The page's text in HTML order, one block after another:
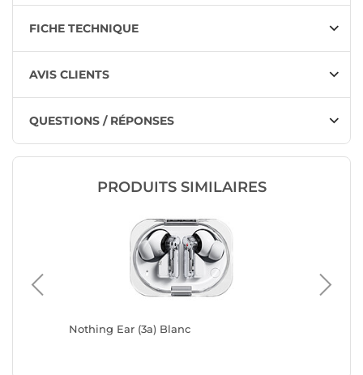
FICHE TECHNIQUE
AVIS CLIENTS
QUESTIONS / RÉPONSES
PRODUITS SIMILAIRES
Nothing Ear (3a) Blanc